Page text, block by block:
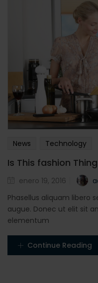
News Technology
Is This fashion
Posted
enero 19, 2016
Phasellus aliquam libero
augue. Donec ut elit sit
elementum
Continue Reading